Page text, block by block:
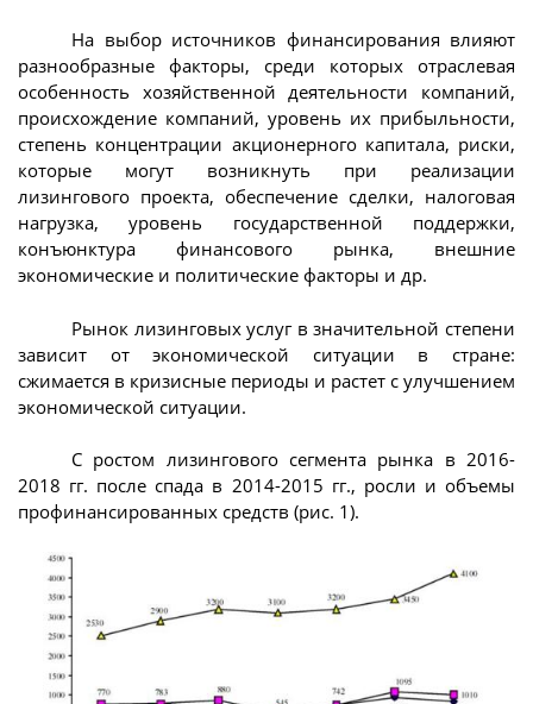
На выбор источников финансирования влияют
разнообразные факторы, среди которых отраслевая
особенность хозяйственной деятельности компаний,
происхождение компаний, уровень их прибыльности,
степень концентрации акционерного капитала, риски,
которые могут возникнуть при реализации
лизингового проекта, обеспечение сделки, налоговая
нагрузка, уровень государственной поддержки,
конъюнктура финансового рынка, внешние
экономические и политические факторы и др.
Рынок лизинговых услуг в значительной степени
зависит от экономической ситуации в стране:
сжимается в кризисные периоды и растет с улучшением
экономической ситуации.
С ростом лизингового сегмента рынка в 2016-
2018 гг. после спада в 2014-2015 гг., росли и объемы
профинансированных средств (рис. 1).